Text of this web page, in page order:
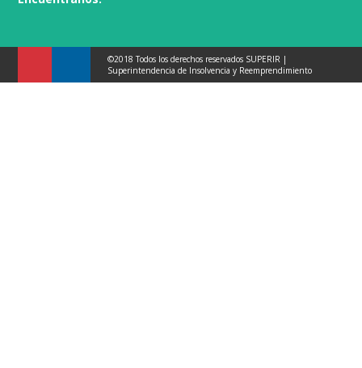
©2018 Todos los derechos reservados SUPERIR |
Superintendencia de Insolvencia y Reemprendimiento